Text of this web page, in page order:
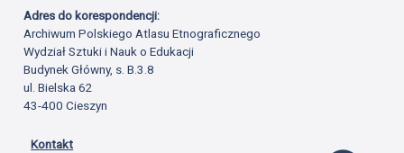
Adres do korespondencji:
Archiwum Polskiego Atlasu Etnograficznego
Wydział Sztuki i Nauk o Edukacji
Budynek Główny, s. B.3.8
ul. Bielska 62
43-400 Cieszyn
Kontakt